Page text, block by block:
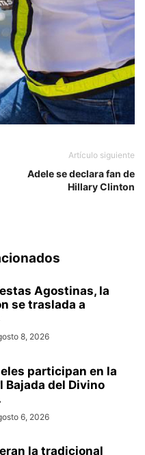
Artículo siguiente
Adele se declara fan de
Hillary Clinton
Agostinas, la
se traslada a
8, 2026
participan en la
Bajada del Divino
6, 2026
la tradicional